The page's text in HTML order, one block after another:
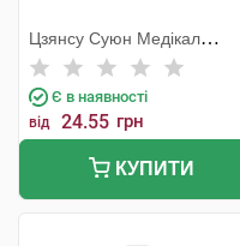
Цзянсу Суюн Медікал
Метіріалс
Є в наявності
від 24.55 грн
КУПИТИ